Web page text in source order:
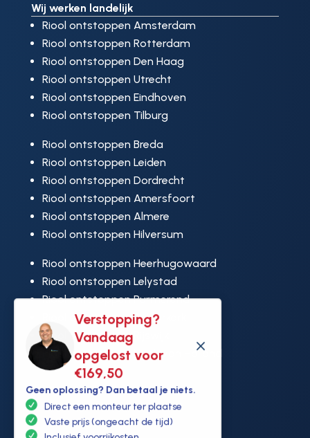
Verstopping?
Vandaag
opgelost voor
€169,50
M
Geen oplossing? Dan betaal je niets.
Direct een monteur ter plaatse
Vaste prijs (ongeacht de tijd)
Wij werken landelijk
Riool ontstoppen Amsterdam
Riool ontstoppen Rotterdam
Riool ontstoppen Den Haag
Riool ontstoppen Utrecht
Riool ontstoppen Eindhoven
Riool ontstoppen Tilburg
Riool ontstoppen Breda
Riool ontstoppen Leiden
Riool ontstoppen Dordrecht
Riool ontstoppen Amersfoort
Riool ontstoppen Almere
Riool ontstoppen Hilversum
Riool ontstoppen Heerhugowaard
Riool ontstoppen Lelystad
Riool ontstoppen Purmerend
Riool ontstoppen Ridderkerk
Riool ontstoppen Rijswijk
Riool ontstoppen Hoek van Holland